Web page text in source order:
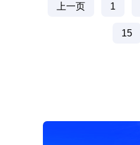
上一页 1
15